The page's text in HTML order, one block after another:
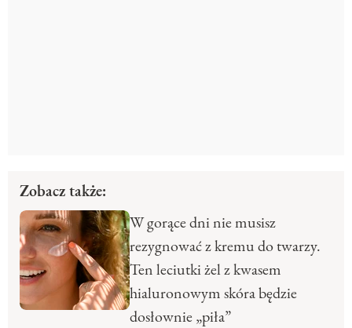
Zobacz także:
W gorące dni nie musisz
rezygnować z kremu do twarzy.
Ten leciutki żel z kwasem
hialuronowym skóra będzie
dosłownie „piła”